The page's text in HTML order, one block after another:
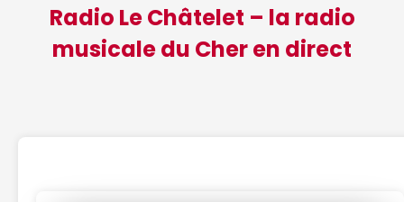
Radio Le Châtelet – la radio
musicale du Cher en direct